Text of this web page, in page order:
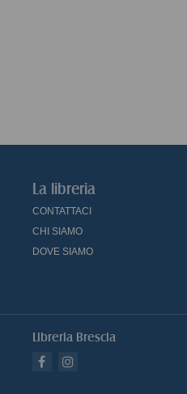
La libreria
CONTATTACI
CHI SIAMO
DOVE SIAMO
Libreria Brescia